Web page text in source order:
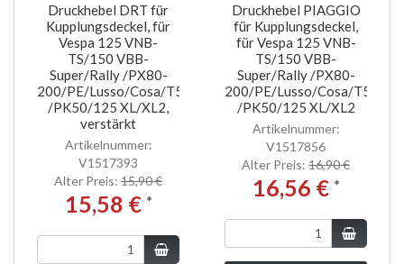
Druckhebel DRT für
Kupplungsdeckel, für
Vespa 125 VNB-
TS/150 VBB-
Super/Rally /PX80-
200/PE/Lusso/Cosa/T5
/PK50/125 XL/XL2,
verstärkt
Artikelnummer:
V1517393
Alter Preis: 15,90 €
15,58 € *
Druckhebel PIAGGIO
für Kupplungsdeckel,
für Vespa 125 VNB-
TS/150 VBB-
Super/Rally /PX80-
200/PE/Lusso/Cosa/T5
/PK50/125 XL/XL2
Artikelnummer:
V1517856
Alter Preis: 16,90 €
16,56 € *